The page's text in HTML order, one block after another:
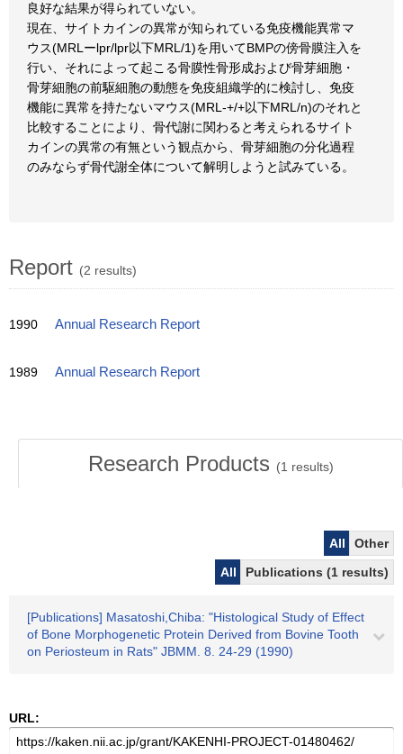
良好な結果が得られていない。
現在、サイトカインの異常が知られている免疫機能異常マ
ウス(MRLーlpr/lpr以下MRL/1)を用いてBMPの傍骨膜注入を
行い、それによって起こる骨膜性骨形成および骨芽細胞・
骨芽細胞の前駆細胞の動態を免疫組織学的に検討し、免疫
機能に異常を持たないマウス(MRL-+/+以下MRL/n)のそれと
比較することにより、骨代謝に関わると考えられるサイト
カインの異常の有無という観点から、骨芽細胞の分化過程
のみならず骨代謝全体について解明しようと試みている。
Report (2 results)
1990 Annual Research Report
1989 Annual Research Report
Research Products (1 results)
All
Other
All
Publications (1 results)
[Publications] Masatoshi,Chiba: "Histological Study of Effect
of Bone Morphogenetic Protein Derived from Bovine Tooth
on Periosteum in Rats" JBMM. 8. 24-29 (1990)
URL: